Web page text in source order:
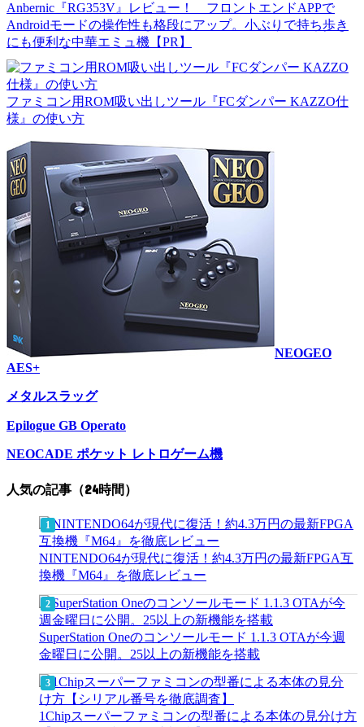
Anbernic『RG353V』レビュー！ フロントエンドAPPで
Androidモードの操作性も格段にアップ。小ぶりで持ち歩き
にも便利な中華エミュ機【PR】
ファミコン用ROM吸い出しツール『FCダンパー KAZZO仕
様』の使い方
NEOGEO
AES+
メタルスラッグ
Epilogue GB Operato
NEOCADE ポケット レトロゲーム機
人気の記事（24時間）
NINTENDO64が現代に復活！約4.3万円の最新FPGA互
換機『M64』を徹底レビュー
SuperStation Oneのコンソールモード 1.1.3 OTAが今週
金曜日に公開。25以上の新機能を搭載
1Chipスーパーファミコンの型番による本体の見分け方